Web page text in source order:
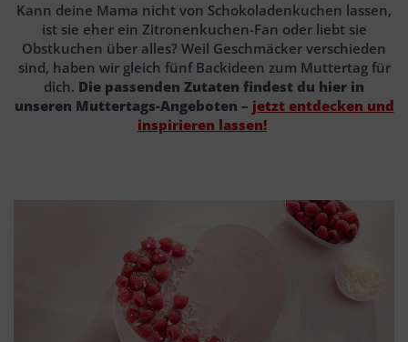
Kann deine Mama nicht von Schokoladenkuchen lassen,
ist sie eher ein Zitronenkuchen-Fan oder liebt sie
Obstkuchen über alles? Weil Geschmäcker verschieden
sind, haben wir gleich fünf Backideen zum Muttertag für
dich. Die passenden Zutaten findest du hier in
unseren Muttertags-Angeboten – jetzt entdecken und
inspirieren lassen!